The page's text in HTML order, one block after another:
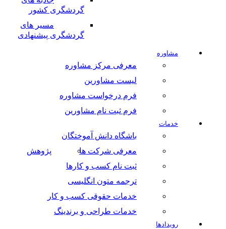
گردشگری کشور
مسیر های
گردشگری پیشنهادی
مشاوره
معرفی مرکز مشاوره
لیست مشاورین
فرم درخواست مشاوره
فرم ثبت نام مشاورین
خدمات
باشگاه دانش آموختگان
معرفی شرکت ها
پژوهش
ثبت نام کسب و کارها
ترجمه متون انگلیسی
خدمات حقوقی کسب و کار
خدمات طراحی و برندینگ
رویدادها